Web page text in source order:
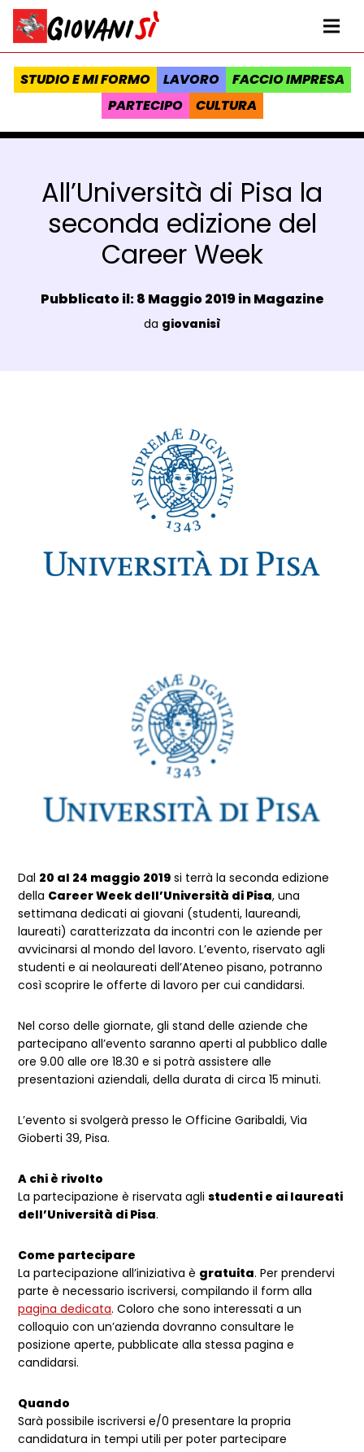
Vai al contenuto
Homepage Giovanisì - Progetto della Regione Toscana
STUDIO E MI FORMO LAVORO
FACCIO IMPRESA
PARTECIPO
CULTURA
All’Università di Pisa la
seconda edizione del
Career Week
Data e ora:
Pubblicato il: 8 Maggio 2019 inMagazine
Luogo:
da giovanisì
Dal 20 al 24 maggio 2019 si terrà la seconda edizione
della Career Week dell’Università di Pisa, una
settimana dedicati ai giovani (studenti, laureandi,
laureati) caratterizzata da incontri con le aziende per
avvicinarsi al mondo del lavoro. L’evento, riservato agli
studenti e ai neolaureati dell’Ateneo pisano, potranno
così scoprire le offerte di lavoro per cui candidarsi.
Nel corso delle giornate, gli stand delle aziende che
partecipano all’evento saranno aperti al pubblico dalle
ore 9.00 alle ore 18.30 e si potrà assistere alle
presentazioni aziendali, della durata di circa 15 minuti.
L’evento si svolgerà presso le Officine Garibaldi, Via
Gioberti 39, Pisa.
A chi è rivolto
La partecipazione è riservata aglistudenti e ai laureati
dell’Università di Pisa.
Come partecipare
La partecipazione all’iniziativa è gratuita. Per prendervi
parte è necessario iscriversi, compilando il form alla
pagina dedicata. Coloro che sono interessati a un
colloquio con un’azienda dovranno consultare le
posizione aperte, pubblicate alla stessa pagina e
candidarsi.
Quando
Sarà possibile iscriversi e/0 presentare la propria
candidatura in tempi utili per poter partecipare